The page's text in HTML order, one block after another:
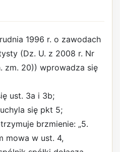
1996 r. o zawodach
(Dz. U. z 2008 r. Nr
zm. 20)) wprowadza się
ust. 3a i 3b;
się pkt 5;
brzmienie: „5.
mowa w ust. 4,